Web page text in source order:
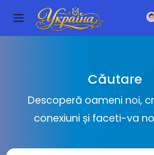
Căutare
Descoperă oameni noi,
conexiuni și faceti-va